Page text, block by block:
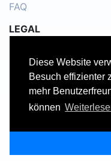
Diese Website
Besuch effizienter
mehr
können
FAQ
LEGAL
Kontakt
Datenschutzerklärung